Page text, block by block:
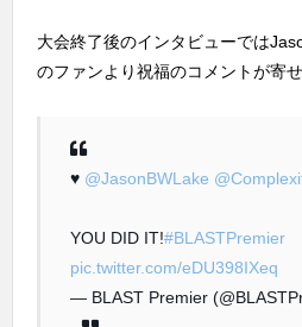
大会終了後のインタビューでは
のファンより祝福のコメントが寄
♥ @JasonBWLake
YOU DID IT!#BLASTPremier
pic.twitter.com/eDU398IXeq
— BLAST Premier